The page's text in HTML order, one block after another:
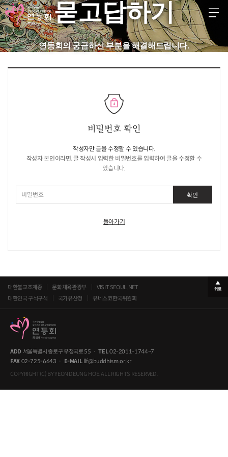
KR EN JP CH FR GER SPA
묻고답하기
연등회의 궁금하신 부분을 해결해드립니다.
비밀번호 확인
작성자만 글을 수정할 수 있습니다.
작성자 본인이라면, 글 작성시 입력한 비밀번호를 입력하여 글을 수정할 수
있습니다.
확인
돌아가기
대한불교조계종 문화체육관광부
VISIT SEOUL.NET
대한민국 구석구석
국가유산청 유네스코한국위원회
ADD 서울특별시 종로구 우정국로 55 · TEL02-2011-1744~7
FAX 02-725-6643 · E-MAIL llf@buddhism.or.kr
COPYRIGHT(C) BY YEON DEUNG HOE. ALL RIGHTS RESERVED.